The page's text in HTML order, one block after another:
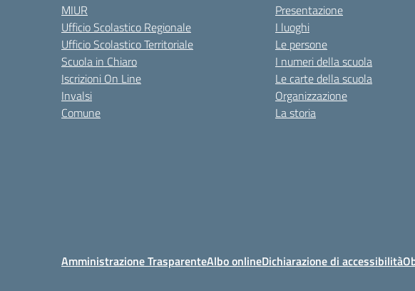
MIUR
Ufficio Scolastico Regionale
Ufficio Scolastico Territoriale
Scuola in Chiaro
Iscrizioni On Line
Invalsi
Comune
Presentazione
I luoghi
Le persone
I numeri della scuola
Le carte della scuola
Organizzazione
La storia
Amministrazione TrasparenteAlbo onlineDichiarazione di accessibilità